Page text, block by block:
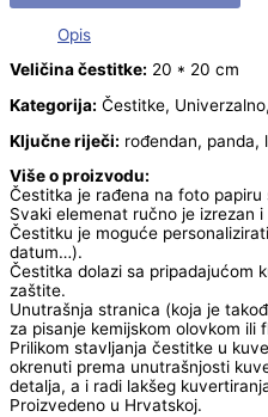
Opis
Veličina čestitke: 20 * 20 cm
Kategorija: Čestitke,
Ključne riječi: rođendan, panda,
Više o proizvodu:
Čestitka je rađena na foto papiru
Svaki elemenat ručno je izrezan
Čestitku je moguće
datum…).
Čestitka dolazi sa pripadajućom
zaštite.
Unutrašnja stranica (koja je
za pisanje kemijskom olovkom ili
Prilikom stavljanja čestitke u
okrenuti prema unutrašnjosti
detalja, a i radi lakšeg
Proizvedeno u Hrvatskoj.